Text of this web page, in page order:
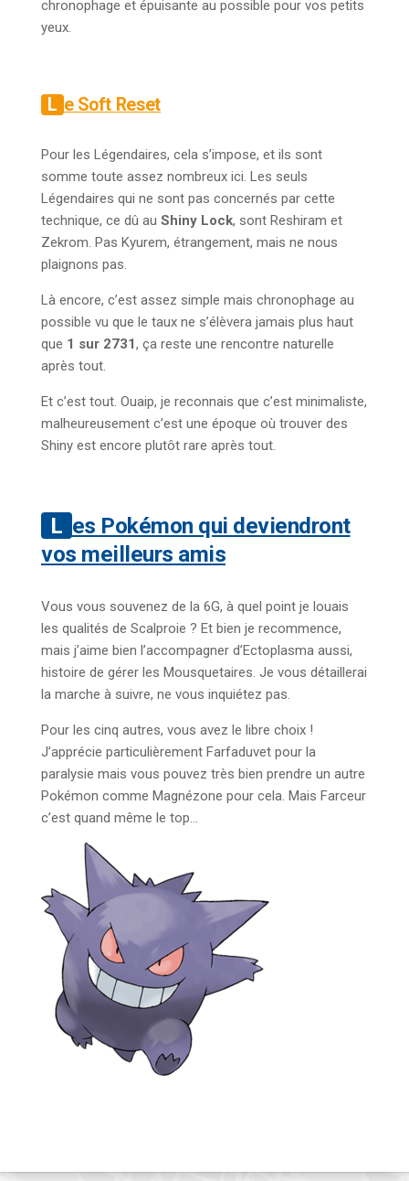
chronophage et épuisante au possible pour vos petits
yeux.
Le Soft Reset
Pour les Légendaires, cela s’impose, et ils sont
somme toute assez nombreux ici. Les seuls
Légendaires qui ne sont pas concernés par cette
technique, ce dû au Shiny Lock, sont Reshiram et
Zekrom. Pas Kyurem, étrangement, mais ne nous
plaignons pas.
Là encore, c’est assez simple mais chronophage au
possible vu que le taux ne s’élèvera jamais plus haut
que 1 sur 2731, ça reste une rencontre naturelle
après tout.
Et c’est tout. Ouaip, je reconnais que c’est minimaliste,
malheureusement c’est une époque où trouver des
Shiny est encore plutôt rare après tout.
Les Pokémon qui deviendront
vos meilleurs amis
Vous vous souvenez de la 6G, à quel point je louais
les qualités de Scalproie ? Et bien je recommence,
mais j’aime bien l’accompagner d’Ectoplasma aussi,
histoire de gérer les Mousquetaires. Je vous détaillerai
la marche à suivre, ne vous inquiétez pas.
Pour les cinq autres, vous avez le libre choix !
J’apprécie particulièrement Farfaduvet pour la
paralysie mais vous pouvez très bien prendre un autre
Pokémon comme Magnézone pour cela. Mais Farceur
c’est quand même le top…